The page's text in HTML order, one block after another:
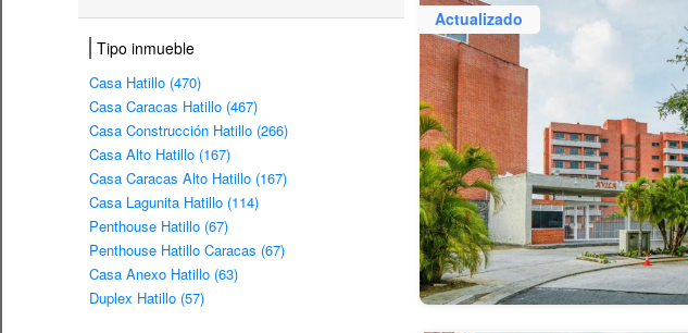
Tipo inmueble
Casa Hatillo (470)
Casa Caracas Hatillo (467)
Casa Construcción Hatillo (266)
Casa Alto Hatillo (167)
Casa Caracas Alto Hatillo (167)
Casa Lagunita Hatillo (114)
Penthouse Hatillo (67)
Penthouse Hatillo Caracas (67)
Casa Anexo Hatillo (63)
Duplex Hatillo (57)
Actualizado